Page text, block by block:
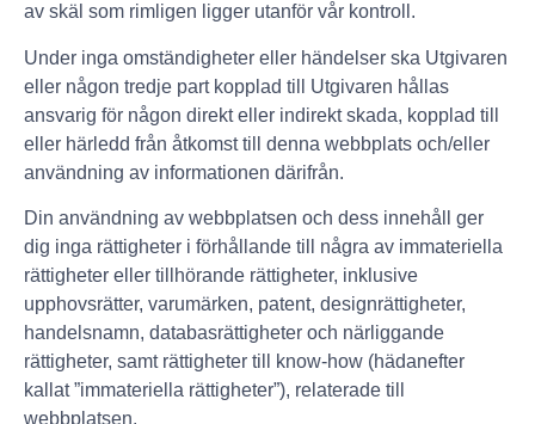
av skäl som rimligen ligger utanför vår kontroll.
Under inga omständigheter eller händelser ska Utgivaren
eller någon tredje part kopplad till Utgivaren hållas
ansvarig för någon direkt eller indirekt skada, kopplad till
eller härledd från åtkomst till denna webbplats och/eller
användning av informationen därifrån.
Din användning av webbplatsen och dess innehåll ger
dig inga rättigheter i förhållande till några av immateriella
rättigheter eller tillhörande rättigheter, inklusive
upphovsrätter, varumärken, patent, designrättigheter,
handelsnamn, databasrättigheter och närliggande
rättigheter, samt rättigheter till know-how (hädanefter
kallat ”immateriella rättigheter”), relaterade till
webbplatsen.